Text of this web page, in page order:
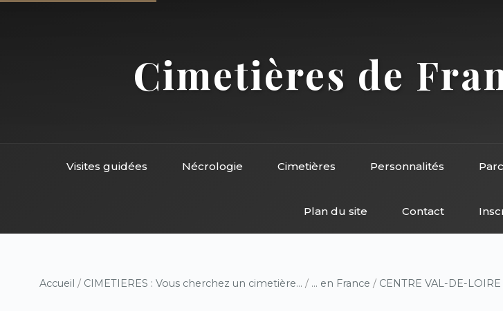
Cimetières de
Visites guidées Nécrologie Cimetières Personnalités
Plan du site Contact
Accueil / CIMETIERES : Vous cherchez un cimetière... / ... en France / CENTRE VAL-DE-LOIRE